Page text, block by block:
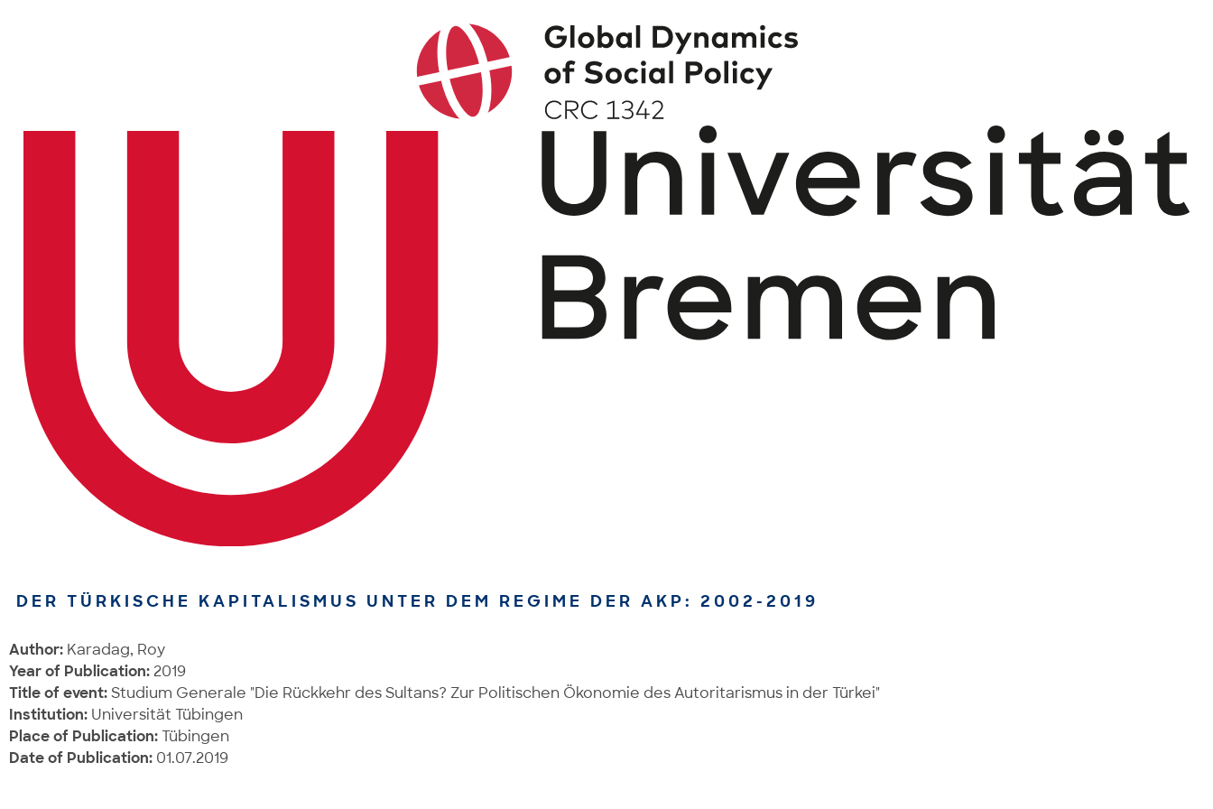
DER TÜRKISCHE KAPITALISMUS UNTER DEM REGIME DER AKP: 2002-2019
Author: Karadag, Roy
Year of Publication: 2019
Title of event:Studium Generale "Die Rückkehr des Sultans? Zur Politischen Ökonomie des Autoritarismus in der Türkei"
Institution: Universität Tübingen
Place of Publication:Tübingen
Date of Publication: 01.07.2019